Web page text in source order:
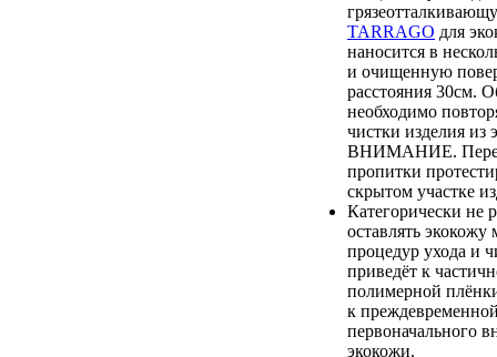
TARRAGO для
наносится в
и очищенную
расстояния 30см.
необходимо
чистки изделия из
ВНИМАНИЕ.
пропитки
скрытом участке
Категорически не
оставлять экокожу
процедур ухода и
приведёт к
полимерной
к
первоначального
экокожи.